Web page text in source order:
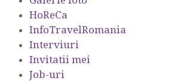
HoReCa
InfoTravelRomania
Interviuri
Invitatii mei
Job-uri